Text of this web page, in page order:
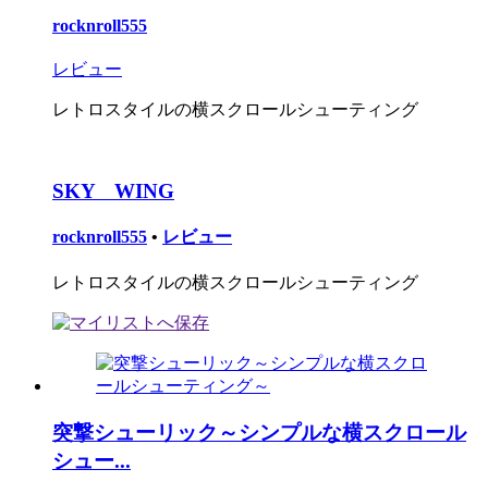
rocknroll555
レビュー
レトロスタイルの横スクロールシューティング
SKY WING
rocknroll555 • レビュー
レトロスタイルの横スクロールシューティング
突撃シューリック～シンプルな横スクロール
シュー...